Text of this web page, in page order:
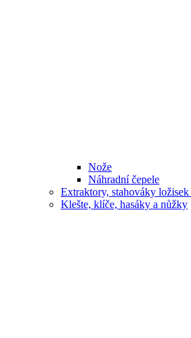
Nože
Náhradní čepele
Extraktory, stahováky
Klešte, klíče, hasáky a nůžky